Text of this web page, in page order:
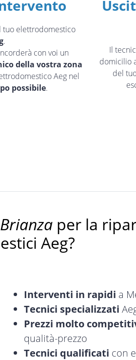
tuo elettrodomestico
.
con voi un
della vostra zona
Aeg nel
possibile.
Il
domicilio
del
per la
Aeg?
Interventi in rapidi a
Tecnici specializzati
Prezzi molto
qualità-prezzo
Tecnici qualificati con